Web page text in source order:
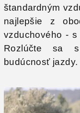
štandardným
najlepšie z
vzduchového -
Rozlúčte sa
budúcnosť jazdy.